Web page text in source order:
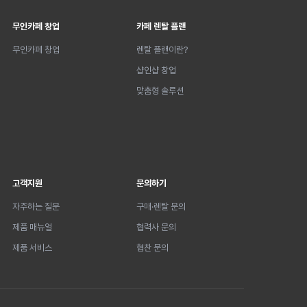
무인카페 창업
무인카페 창업
카페 렌탈 플랜
렌탈 플랜이란?
샵인샵 창업
맞춤형 솔루션
고객지원
자주하는 질문
제품 매뉴얼
제품 서비스
문의하기
구매·렌탈 문의
협력사 문의
협찬 문의